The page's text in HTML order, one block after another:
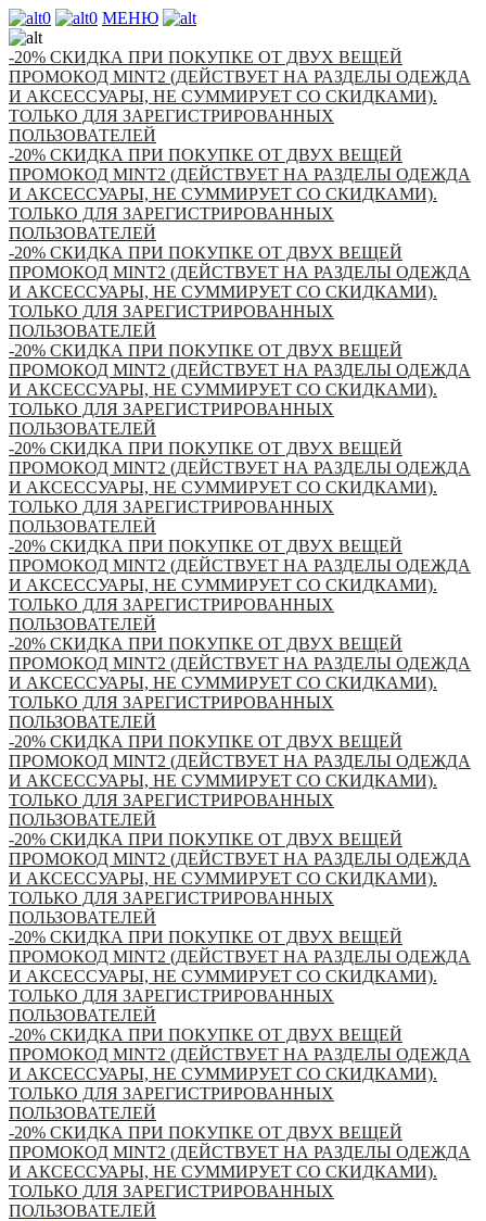
0 0 МЕНЮ
-20% СКИДКА ПРИ ПОКУПКЕ ОТ ДВУХ ВЕЩЕЙ
ПРОМОКОД MINT2 (ДЕЙСТВУЕТ НА РАЗДЕЛЫ ОДЕЖДА
И АКСЕССУАРЫ, НЕ СУММИРУЕТ СО СКИДКАМИ).
ТОЛЬКО ДЛЯ ЗАРЕГИСТРИРОВАННЫХ
ПОЛЬЗОВАТЕЛЕЙ
-20% СКИДКА ПРИ ПОКУПКЕ ОТ ДВУХ ВЕЩЕЙ
ПРОМОКОД MINT2 (ДЕЙСТВУЕТ НА РАЗДЕЛЫ ОДЕЖДА
И АКСЕССУАРЫ, НЕ СУММИРУЕТ СО СКИДКАМИ).
ТОЛЬКО ДЛЯ ЗАРЕГИСТРИРОВАННЫХ
ПОЛЬЗОВАТЕЛЕЙ
-20% СКИДКА ПРИ ПОКУПКЕ ОТ ДВУХ ВЕЩЕЙ
ПРОМОКОД MINT2 (ДЕЙСТВУЕТ НА РАЗДЕЛЫ ОДЕЖДА
И АКСЕССУАРЫ, НЕ СУММИРУЕТ СО СКИДКАМИ).
ТОЛЬКО ДЛЯ ЗАРЕГИСТРИРОВАННЫХ
ПОЛЬЗОВАТЕЛЕЙ
-20% СКИДКА ПРИ ПОКУПКЕ ОТ ДВУХ ВЕЩЕЙ
ПРОМОКОД MINT2 (ДЕЙСТВУЕТ НА РАЗДЕЛЫ ОДЕЖДА
И АКСЕССУАРЫ, НЕ СУММИРУЕТ СО СКИДКАМИ).
ТОЛЬКО ДЛЯ ЗАРЕГИСТРИРОВАННЫХ
ПОЛЬЗОВАТЕЛЕЙ
-20% СКИДКА ПРИ ПОКУПКЕ ОТ ДВУХ ВЕЩЕЙ
ПРОМОКОД MINT2 (ДЕЙСТВУЕТ НА РАЗДЕЛЫ ОДЕЖДА
И АКСЕССУАРЫ, НЕ СУММИРУЕТ СО СКИДКАМИ).
ТОЛЬКО ДЛЯ ЗАРЕГИСТРИРОВАННЫХ
ПОЛЬЗОВАТЕЛЕЙ
-20% СКИДКА ПРИ ПОКУПКЕ ОТ ДВУХ ВЕЩЕЙ
ПРОМОКОД MINT2 (ДЕЙСТВУЕТ НА РАЗДЕЛЫ ОДЕЖДА
И АКСЕССУАРЫ, НЕ СУММИРУЕТ СО СКИДКАМИ).
ТОЛЬКО ДЛЯ ЗАРЕГИСТРИРОВАННЫХ
ПОЛЬЗОВАТЕЛЕЙ
-20% СКИДКА ПРИ ПОКУПКЕ ОТ ДВУХ ВЕЩЕЙ
ПРОМОКОД MINT2 (ДЕЙСТВУЕТ НА РАЗДЕЛЫ ОДЕЖДА
И АКСЕССУАРЫ, НЕ СУММИРУЕТ СО СКИДКАМИ).
ТОЛЬКО ДЛЯ ЗАРЕГИСТРИРОВАННЫХ
ПОЛЬЗОВАТЕЛЕЙ
-20% СКИДКА ПРИ ПОКУПКЕ ОТ ДВУХ ВЕЩЕЙ
ПРОМОКОД MINT2 (ДЕЙСТВУЕТ НА РАЗДЕЛЫ ОДЕЖДА
И АКСЕССУАРЫ, НЕ СУММИРУЕТ СО СКИДКАМИ).
ТОЛЬКО ДЛЯ ЗАРЕГИСТРИРОВАННЫХ
ПОЛЬЗОВАТЕЛЕЙ
-20% СКИДКА ПРИ ПОКУПКЕ ОТ ДВУХ ВЕЩЕЙ
ПРОМОКОД MINT2 (ДЕЙСТВУЕТ НА РАЗДЕЛЫ ОДЕЖДА
И АКСЕССУАРЫ, НЕ СУММИРУЕТ СО СКИДКАМИ).
ТОЛЬКО ДЛЯ ЗАРЕГИСТРИРОВАННЫХ
ПОЛЬЗОВАТЕЛЕЙ
-20% СКИДКА ПРИ ПОКУПКЕ ОТ ДВУХ ВЕЩЕЙ
ПРОМОКОД MINT2 (ДЕЙСТВУЕТ НА РАЗДЕЛЫ ОДЕЖДА
И АКСЕССУАРЫ, НЕ СУММИРУЕТ СО СКИДКАМИ).
ТОЛЬКО ДЛЯ ЗАРЕГИСТРИРОВАННЫХ
ПОЛЬЗОВАТЕЛЕЙ
-20% СКИДКА ПРИ ПОКУПКЕ ОТ ДВУХ ВЕЩЕЙ
ПРОМОКОД MINT2 (ДЕЙСТВУЕТ НА РАЗДЕЛЫ ОДЕЖДА
И АКСЕССУАРЫ, НЕ СУММИРУЕТ СО СКИДКАМИ).
ТОЛЬКО ДЛЯ ЗАРЕГИСТРИРОВАННЫХ
ПОЛЬЗОВАТЕЛЕЙ
-20% СКИДКА ПРИ ПОКУПКЕ ОТ ДВУХ ВЕЩЕЙ
ПРОМОКОД MINT2 (ДЕЙСТВУЕТ НА РАЗДЕЛЫ ОДЕЖДА
И АКСЕССУАРЫ, НЕ СУММИРУЕТ СО СКИДКАМИ).
ТОЛЬКО ДЛЯ ЗАРЕГИСТРИРОВАННЫХ
ПОЛЬЗОВАТЕЛЕЙ